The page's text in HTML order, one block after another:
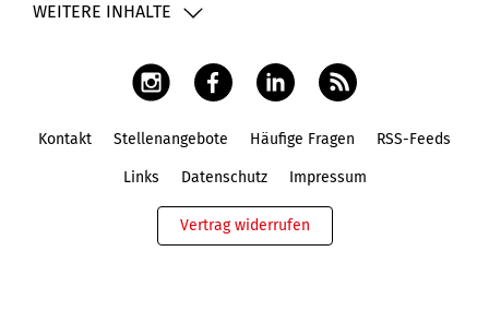
WEITERE INHALTE
Kontakt Stellenangebote Häufige Fragen RSS-Feeds
Links Datenschutz Impressum
Vertrag widerrufen